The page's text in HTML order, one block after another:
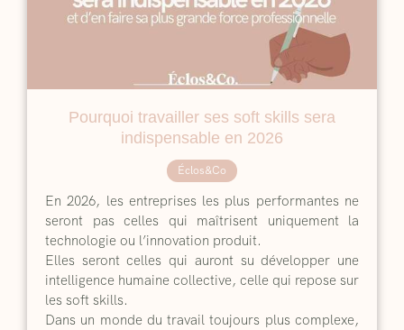
Pourquoi travailler ses soft skills sera
indispensable en 2026
Éclos&Co
En 2026, les entreprises les plus performantes ne
seront pas celles qui maîtrisent uniquement la
technologie ou l’innovation produit.
Elles seront celles qui auront su développer une
intelligence humaine collective, celle qui repose sur
les soft skills.
Dans un monde du travail toujours plus complexe,